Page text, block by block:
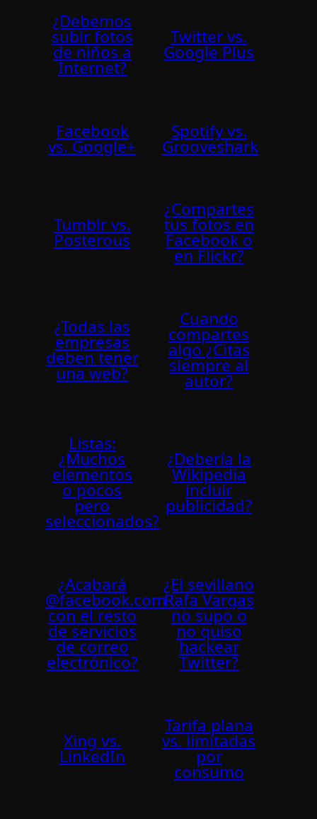
¿Debemos
subir fotos
de niños a
Internet?
Twitter vs.
Google Plus
Facebook
vs. Google+
Spotify vs.
Grooveshark
Tumblr vs.
Posterous
¿Compartes
tus fotos en
Facebook o
en Flickr?
¿Todas las
empresas
deben tener
una web?
Cuando
compartes
algo ¿Citas
siempre al
autor?
Listas:
¿Muchos
elementos
o pocos
pero
seleccionados?
¿Deberí­a la
Wikipedia
incluir
publicidad?
¿Acabará
@facebook.com
con el resto
de servicios
de correo
electrónico?
¿El sevillano
Rafa Vargas
no supo o
no quiso
hackear
Twitter?
Xing vs.
LinkedIn
Tarifa plana
vs. limitadas
por
consumo